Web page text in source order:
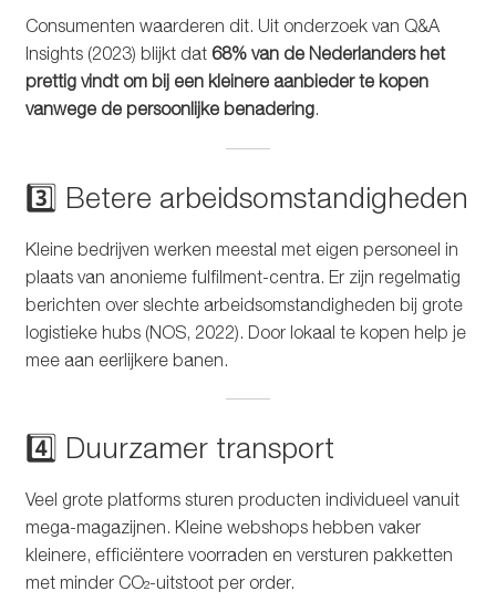
Consumenten waarderen dit. Uit onderzoek van Q&A
Insights (2023) blijkt dat 68% van de Nederlanders het
prettig vindt om bij een kleinere aanbieder te kopen
vanwege de persoonlijke benadering.
3️⃣ Betere arbeidsomstandigheden
Kleine bedrijven werken meestal met eigen personeel in
plaats van anonieme fulfilment-centra. Er zijn regelmatig
berichten over slechte arbeidsomstandigheden bij grote
logistieke hubs (NOS, 2022). Door lokaal te kopen help je
mee aan eerlijkere banen.
4️⃣ Duurzamer transport
Veel grote platforms sturen producten individueel vanuit
mega-magazijnen. Kleine webshops hebben vaker
kleinere, efficiëntere voorraden en versturen pakketten
met minder CO₂-uitstoot per order.